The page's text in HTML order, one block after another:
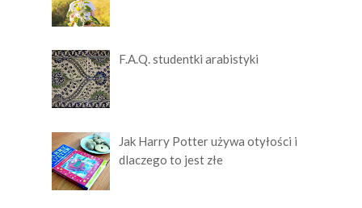
F.A.Q. studentki arabistyki
Jak Harry Potter używa otyłości i
dlaczego to jest złe